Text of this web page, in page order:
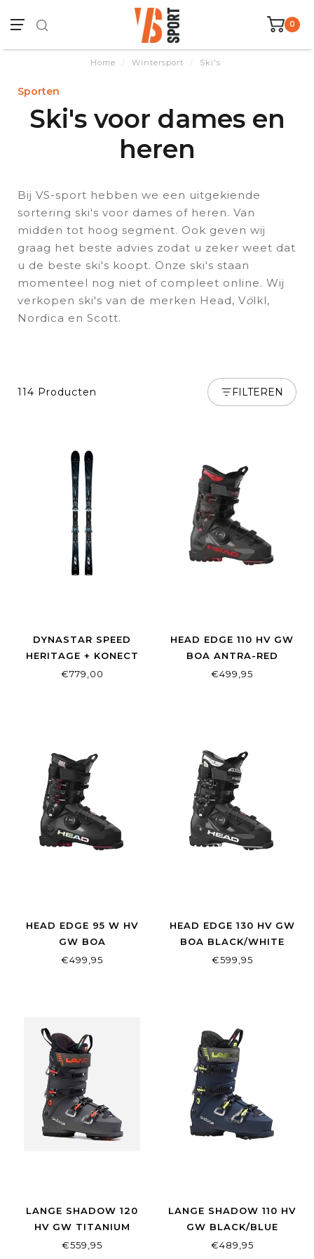
0
Home / Wintersport / Ski's
Sporten
Ski's voor dames en
heren
Bij VS-sport hebben we een uitgekiende
sortering ski's voor dames of heren. Van
midden tot hoog segment. Ook geven wij
graag het beste advies zodat u zeker weet dat
u de beste ski's koopt. Onze ski's staan
momenteel nog niet of compleet online. Wij
verkopen ski's van de merken Head, Völkl,
Nordica en Scott.
114 Producten FILTEREN
DYNASTAR SPEED
HERITAGE + KONECT
SPX 12 (SET)
€779,00
HEAD EDGE 110 HV GW
BOA ANTRA-RED
€499,95
HEAD EDGE 95 W HV
GW BOA
BLACK/FUCHSIA
€499,95
HEAD EDGE 130 HV GW
BOA BLACK/WHITE
€599,95
LANGE SHADOW 120
HV GW TITANIUM
BLACK
€559,95
LANGE SHADOW 110 HV
GW BLACK/BLUE
€489,95